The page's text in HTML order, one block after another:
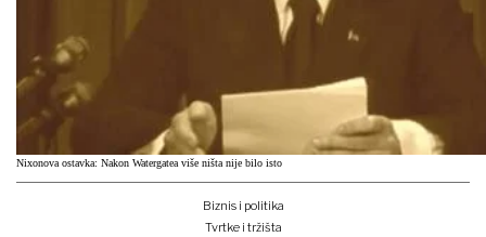
Nixonova ostavka: Nakon Watergatea više ništa nije bilo isto
Biznis i politika
Tvrtke i tržišta